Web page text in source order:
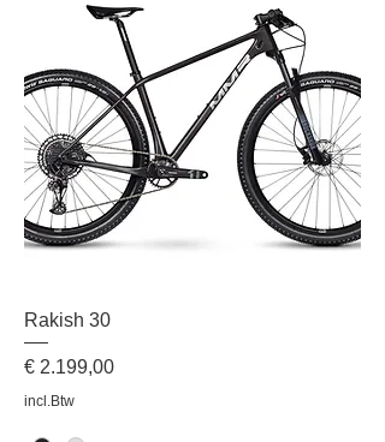
Rakish 30
Prijs
€ 2.199,00
incl.Btw